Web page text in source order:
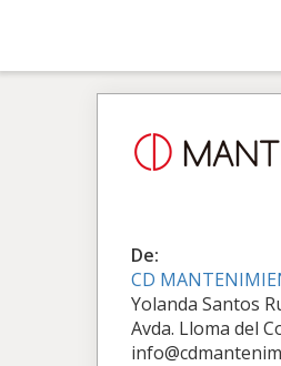
De:
CD
Yolanda Santos
Avda. Lloma del